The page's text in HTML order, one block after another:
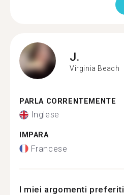
J.
Virginia Beach
PARLA CORRENTEMENTE
Inglese
IMPARA
Francese
I miei argomenti preferiti